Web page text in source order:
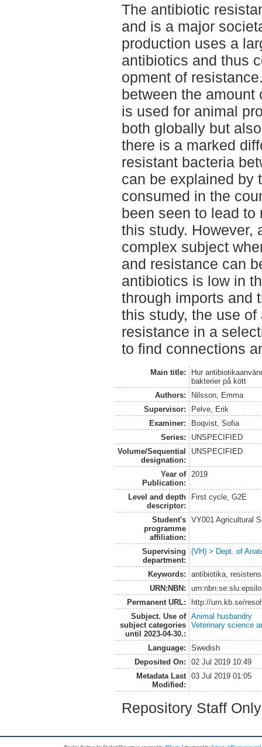
The antibiotic
and is a major
production uses a
antibiotics and thus
opment of
between the
is used for animal
both globally but
there is a marked
resistant bacteria
can be explained by
consumed in the
been seen to lead
this study. However,
complex subject
and resistance can
antibiotics is low in
through imports and
this study, the use
resistance in a
to find connections
Main title:
Hur
bakterier på kött
Authors:
Nilsson, Emma
Supervisor:
Pelve, Erik
Examiner:
Boqvist, Sofia
Series:
UNSPECIFIED
Volume/Sequential
designation:
UNSPECIFIED
Year of
Publication:
2019
Level and depth
descriptor:
First cycle, G2E
Student's
programme
affiliation:
VY001 Agricultural
Supervising
department:
(VH) > Dept. of
Keywords:
antibiotika,
URN:NBN:
Permanent URL:
http://urn.kb.se/
Subject. Use of
subject categories
until 2023-04-30.:
Animal husbandry
Veterinary science
Language:
Swedish
Deposited On:
02 Jul 2019 10:49
Metadata Last
Modified:
03 Jul 2019 01:05
Repository Staff